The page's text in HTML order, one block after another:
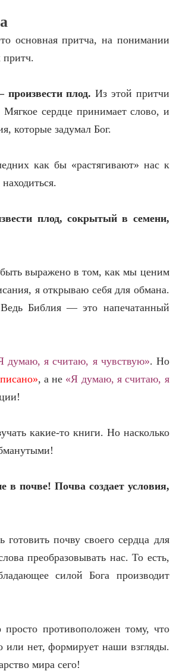
основная притча, на понимании
притч.
плод. Из этой притчи
сердце принимает слово, и
которые задумал Бог.
как бы «растягивают» нас к
плод, сокрытый в семени,
выражено в том, как мы ценим
я открываю себя для обмана.
Библия — это напечатанный
думаю, я считаю, я чувствую». Но
, а не «Я думаю, я считаю, я
какие-то книги. Но насколько
в почве! Почва создает условия,
почву своего сердца для
преобразовывать нас. То есть,
силой Бога производит
противоположен тому, что
или нет, формирует наши взгляды.
мира сего!